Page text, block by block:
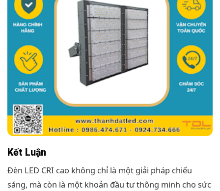
Kết Luận
Đèn LED CRI cao không chỉ là một giải pháp chiếu
sáng, mà còn là một khoản đầu tư thông minh cho sức